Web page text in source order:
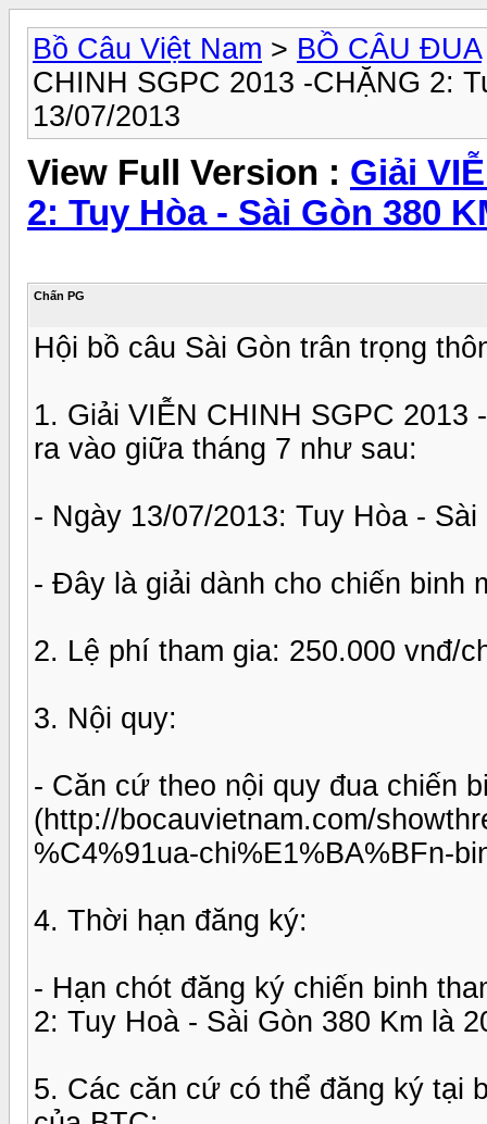
Bồ Câu Việt Nam > BỒ CÂU ĐUA
CHINH SGPC 2013 -CHẶNG 2:
13/07/2013
View Full Version : Giải
2: Tuy Hòa - Sài Gòn 380
Chấn PG
Hội bồ câu Sài Gòn trân trọng
1. Giải VIỄN CHINH SGPC 2013
ra vào giữa tháng 7 như sau:
- Ngày 13/07/2013: Tuy Hòa - Sài
- Đây là giải dành cho chiến binh
2. Lệ phí tham gia: 250.000 vnđ/
3. Nội quy:
- Căn cứ theo nội quy đua chiến
(http://bocauvietnam.com/
%C4%91ua-chi%E1%BA%BFn-
4. Thời hạn đăng ký:
- Hạn chót đăng ký chiến binh
2: Tuy Hoà - Sài Gòn 380 Km là
5. Các căn cứ có thể đăng ký tại